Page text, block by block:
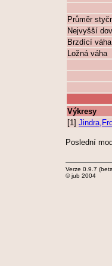
Průměr
Nejvyšší
Brzdící váha
Ložná váha
Výkresy
[1]
Poslední
Verze 0.9.7
© jub 2004